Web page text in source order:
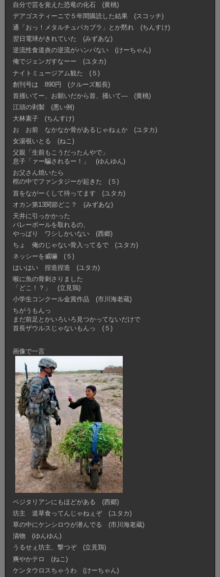
自分で芸を覚えた恐竜の化石 (黄桃)
デアゴスティーニで５年間購読した結果 (スコッチ)
通「おっ！メタルチュパカブラ」とか黙れ (ちんすけ)
翌日電球がきれていた (みずあな)
逆流性食道炎の逆流がハンパない (けーちゃん)
俺でジェンガすなーー (ユタカ)
ナイトミュージアム観た (５)
創刊号は 890円 (クルーズ船長)
首掻いてー、お願いだから首、掻いて― (黄桃)
江頭の剥製 (悪い例)
大林素子 (ちんすけ)
お お前 なかなか骨があるじゃねぇか (ユタカ)
女湯覗いとる (ねこ)
父親「生前もこうだったんやで」
息子「ァー騙されるー！」 (ゆんゆん)
お父さん焼いたら
棺の中でファンタジーが起きた (５)
首をながーくして待ってます (ユタカ)
オカン第13関節どこ？ (みずあな)
天井に引っかかった
バレーボールを取れるの、
やっぱり ワシしかいない (西郷)
ちょ 俺のじゃない骨入ってるで (ユタカ)
ネッシーを威嚇 (５)
はいはい 捏造捏造 (ユタカ)
喉に魚の骨刺さりました
「どこ！？」 (立見鶏)
小学生コンクール金賞作品 (市川海老蔵)
ちがうもんっ
まだ前足とかいろいろ見つかってないだけで
首長ザウルスじゃないもんっ (５)
画像で一言
ベジタリアンにもほどがある (西郷)
坊主 道草食ってんじゃねぇぞ (ユタカ)
草の中にケンシロウが潜んでる (市川海老蔵)
漬物 (ゆんゆん)
うるせぇ坊主、撃つぞ (立見鶏)
爽やかテロ (ねこ)
ケンタウロスちゃうわ (けーちゃん)